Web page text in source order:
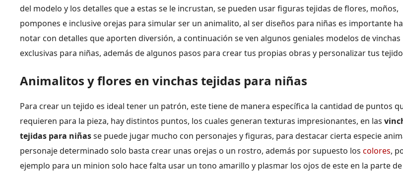
del modelo y los detalles que a estas se le incrustan, se pueden usar figuras tejidas de flores, moños,
pompones e inclusive orejas para simular ser un animalito, al ser diseños para niñas es importante
notar con detalles que aporten diversión, a continuación se ven algunos geniales modelos de vinchas
exclusivas para niñas, además de algunos pasos para crear tus propias obras y personalizar tus
Animalitos y flores en vinchas tejidas para niñas
Para crear un tejido es ideal tener un patrón, este tiene de manera específica la cantidad de puntos
requieren para la pieza, hay distintos puntos, los cuales generan texturas impresionantes, en las
tejidas para niñasse puede jugar mucho con personajes y figuras, para destacar cierta especie
personaje determinado solo basta crear unas orejas o un rostro, además por supuesto los colores,
ejemplo para un minion solo hace falta usar un tono amarillo y plasmar los ojos de este en la parte de